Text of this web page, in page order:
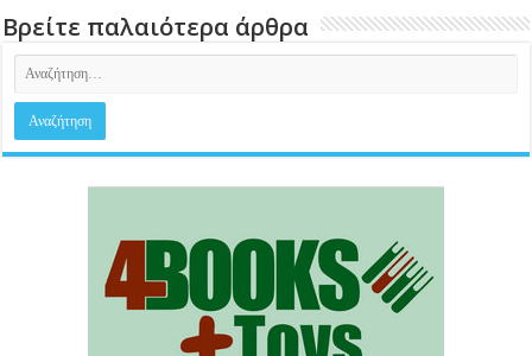
Βρείτε παλαιότερα άρθρα